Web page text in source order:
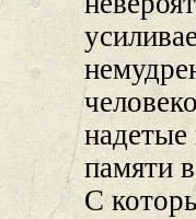
надетые
памяти
С